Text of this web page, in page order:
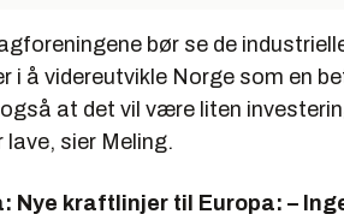
bør se de
i å videreutvikle Norge som en
at det vil være liten
lave, sier Meling.
Nye kraftlinjer til Europa: –